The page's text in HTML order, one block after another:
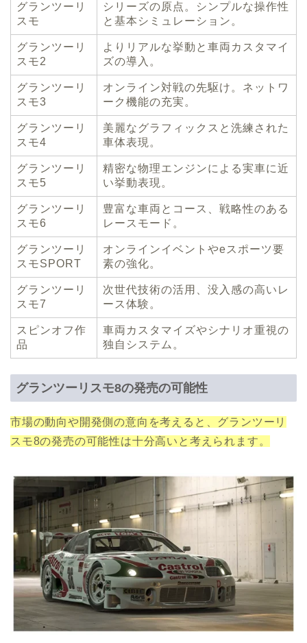
グランツーリ
スモ
シリーズの原点。シンプルな操作性
と基本シミュレーション。
グランツーリ
スモ2
よりリアルな挙動と車両カスタマイ
ズの導入。
グランツーリ
スモ3
オンライン対戦の先駆け。ネットワ
ーク機能の充実。
グランツーリ
スモ4
美麗なグラフィックスと洗練された
車体表現。
グランツーリ
スモ5
精密な物理エンジンによる実車に近
い挙動表現。
グランツーリ
スモ6
豊富な車両とコース、戦略性のある
レースモード。
グランツーリ
スモSPORT
オンラインイベントやeスポーツ要
素の強化。
グランツーリ
スモ7
次世代技術の活用、没入感の高いレ
ース体験。
スピンオフ作
品
車両カスタマイズやシナリオ重視の
独自システム。
グランツーリスモ8の発売の可能性
市場の動向や開発側の意向を考えると、グランツーリ
スモ8の発売の可能性は十分高いと考えられます。